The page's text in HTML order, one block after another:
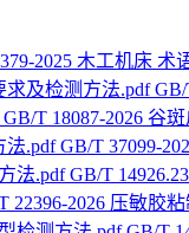
2025 木工机床 术
GB/T 18087-2026 谷
GB/T 37099-
GB/T
22396-2026 压敏胶